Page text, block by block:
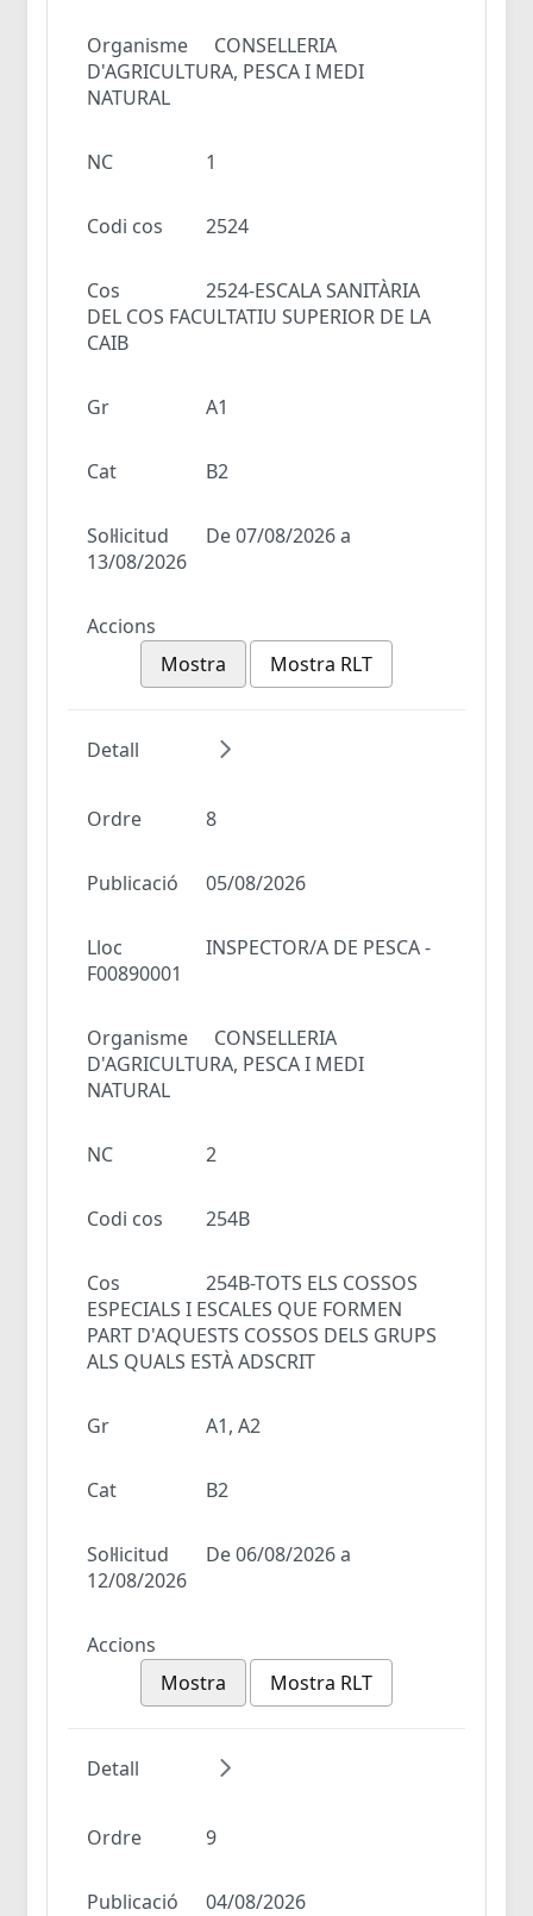
Organisme
CONSELLERIA
D'AGRICULTURA, PESCA I MEDI
NATURAL
NC 1
Codi cos 2524
Cos
2524-ESCALA SANITÀRIA
DEL COS FACULTATIU SUPERIOR DE LA
CAIB
Gr A1
Cat B2
Sol·licitud
De 07/08/2026 a
13/08/2026
Accions
Mostra
Mostra RLT
Detall
Ordre 8
Publicació 05/08/2026
Lloc
INSPECTOR/A DE PESCA -
F00890001
Organisme
CONSELLERIA
D'AGRICULTURA, PESCA I MEDI
NATURAL
NC 2
Codi cos 254B
Cos
254B-TOTS ELS COSSOS
ESPECIALS I ESCALES QUE FORMEN
PART D'AQUESTS COSSOS DELS GRUPS
ALS QUALS ESTÀ ADSCRIT
Gr A1, A2
Cat B2
Sol·licitud
De 06/08/2026 a
12/08/2026
Accions
Mostra
Mostra RLT
Detall
Ordre 9
Publicació 04/08/2026